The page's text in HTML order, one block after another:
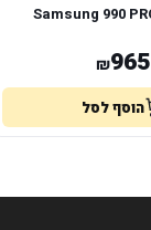
₪965
הוסף לסל